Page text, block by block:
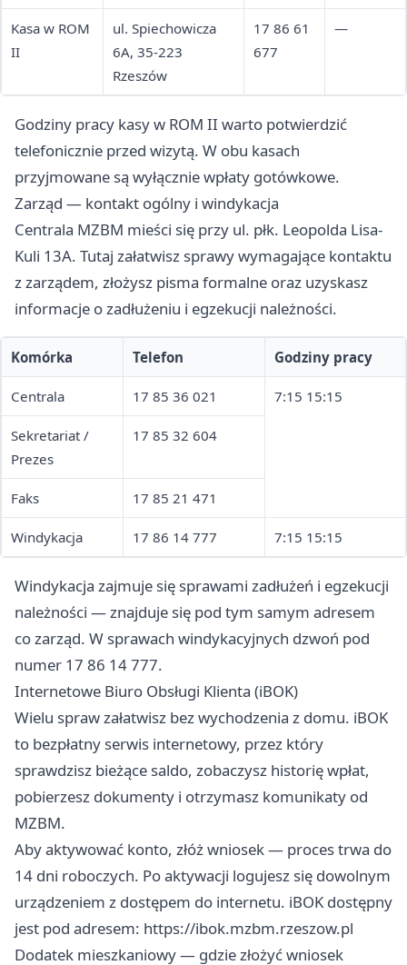
Kasa w ROM
II
ul. Spiechowicza
6A, 35-223
Rzeszów
17 86 61
677
—
Godziny pracy kasy w ROM II warto potwierdzić
telefonicznie przed wizytą. W obu kasach
przyjmowane są wyłącznie wpłaty gotówkowe.
Zarząd — kontakt ogólny i windykacja
Centrala MZBM mieści się przy ul. płk. Leopolda Lisa-
Kuli 13A. Tutaj załatwisz sprawy wymagające kontaktu
z zarządem, złożysz pisma formalne oraz uzyskasz
informacje o zadłużeniu i egzekucji należności.
Komórka Telefon Godziny pracy
Centrala 17 85 36 021 7:15 15:15
Sekretariat /
Prezes
17 85 32 604
Faks 17 85 21 471
Windykacja 17 86 14 777 7:15 15:15
Windykacja zajmuje się sprawami zadłużeń i egzekucji
należności — znajduje się pod tym samym adresem
co zarząd. W sprawach windykacyjnych dzwoń pod
numer 17 86 14 777.
Internetowe Biuro Obsługi Klienta (iBOK)
Wielu spraw załatwisz bez wychodzenia z domu. iBOK
to bezpłatny serwis internetowy, przez który
sprawdzisz bieżące saldo, zobaczysz historię wpłat,
pobierzesz dokumenty i otrzymasz komunikaty od
MZBM.
Aby aktywować konto, złóż wniosek — proces trwa do
14 dni roboczych. Po aktywacji logujesz się dowolnym
urządzeniem z dostępem do internetu. iBOK dostępny
jest pod adresem: https://ibok.mzbm.rzeszow.pl
Dodatek mieszkaniowy — gdzie złożyć wniosek